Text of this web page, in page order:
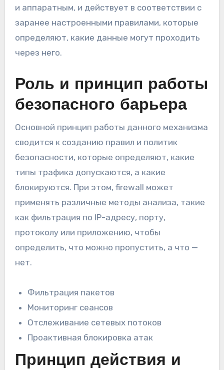
и аппаратным, и действует в соответствии с
заранее настроенными правилами, которые
определяют, какие данные могут проходить
через него.
Роль и принцип работы
безопасного барьера
Основной принцип работы данного механизма
сводится к созданию правил и политик
безопасности, которые определяют, какие
типы трафика допускаются, а какие
блокируются. При этом, firewall может
применять различные методы анализа, такие
как фильтрация по IP-адресу, порту,
протоколу или приложению, чтобы
определить, что можно пропустить, а что —
нет.
Фильтрация пакетов
Мониторинг сеансов
Отслеживание сетевых потоков
Проактивная блокировка атак
Принцип действия и